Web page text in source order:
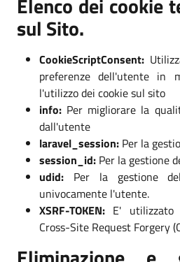
sul Sito.
CookieScriptConsent:
preferenze dell'utente in
l'utilizzo dei cookie sul sito
info: Per migliorare la
dall'utente
laravel_session: Per la
session_id: Per la gestione
udid: Per la gestione
univocamente l'utente.
XSRF-TOKEN: E' utilizzato
Cross-Site Request Forgery